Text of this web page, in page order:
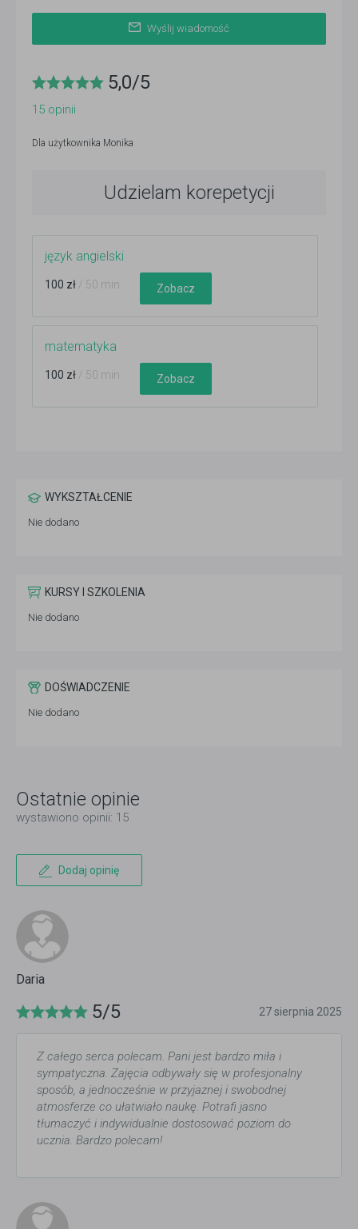
Wyślij wiadomość
5,0/5
15 opinii
Dla użytkownika Monika
Udzielam korepetycji
język angielski
100 zł / 50 min Zobacz
matematyka
100 zł / 50 min Zobacz
WYKSZTAŁCENIE
Nie dodano
KURSY I SZKOLENIA
Nie dodano
DOŚWIADCZENIE
Nie dodano
Ostatnie opinie
wystawiono opinii: 15
Dodaj opinię
Daria
5/5 27 sierpnia 2025
Z całego serca polecam. Pani jest bardzo miła i
sympatyczna. Zajęcia odbywały się w profesjonalny
sposób, a jednocześnie w przyjaznej i swobodnej
atmosferze co ułatwiało naukę. Potrafi jasno
tłumaczyć i indywidualnie dostosować poziom do
ucznia. Bardzo polecam!